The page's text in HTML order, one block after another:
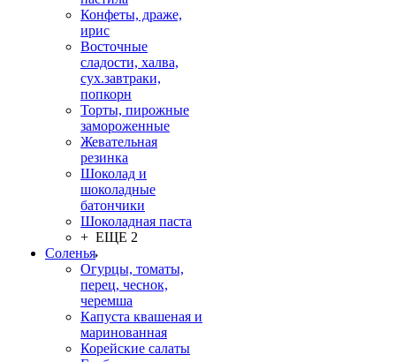
Конфеты, драже,
ирис
Восточные
сладости, халва,
сух.завтраки,
попкорн
Торты, пирожные
замороженные
Жевательная
резинка
Шоколад и
шоколадные
батончики
Шоколадная паста
+ ЕЩЕ 2
Соленья
Огурцы, томаты,
перец, чеснок,
черемша
Капуста квашеная и
маринованная
Корейские салаты